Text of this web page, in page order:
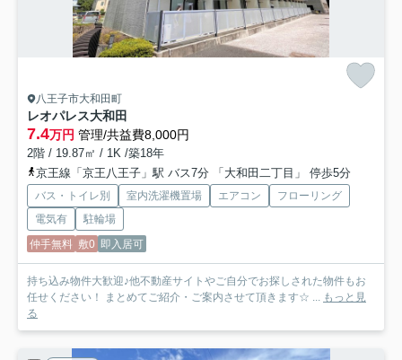
八王子市大和田町
レオパレス大和田
7.4万円 管理/共益費8,000円
2階 / 19.87㎡ / 1K /築18年
京王線「京王八王子」駅 バス7分 「大和田二丁目」 停歩5分
バス・トイレ別 室内洗濯機置場 エアコン
フローリング
電気有
駐輪場
仲手無料 敷0 即入居可
持ち込み物件大歓迎♪他不動産サイトやご自分でお探しされた物件もお
任せください！ まとめてご紹介・ご案内させて頂きます☆ ... もっと見
る